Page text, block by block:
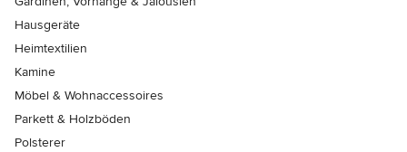
Hausgeräte
Heimtextilien
Kamine
Möbel & Wohnaccessoires
Parkett & Holzböden
Polsterer